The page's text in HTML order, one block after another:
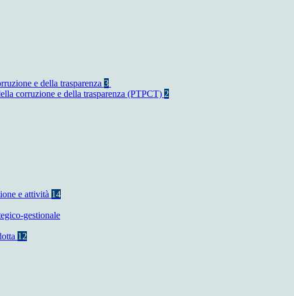
e della trasparenza 3
corruzione e della trasparenza (PTPCT) 2
e attività 14
gestionale
12